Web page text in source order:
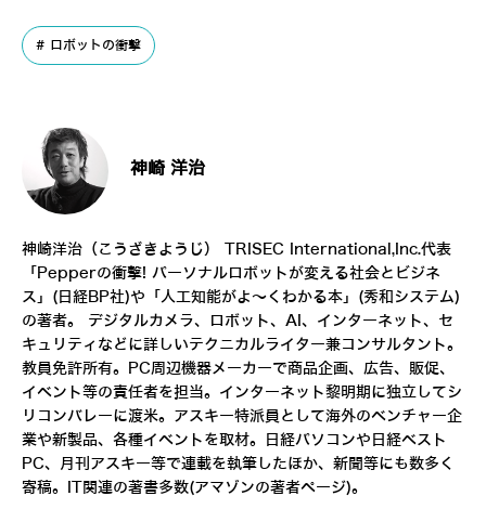
ロボットの衝撃
神崎 洋治
神崎洋治（こうざきようじ） TRISEC International,Inc.代表
「 Pepperの衝撃! パーソナルロボットが変える社会とビジネ
ス 」(日経BP社)や「 人工知能がよ～くわかる本 」(秀和システム)
の著者。 デジタルカメラ、ロボット、AI、インターネット、セ
キュリティなどに詳しいテクニカルライター兼コンサルタント。
教員免許所有。PC周辺機器メーカーで商品企画、広告、販促、
イベント等の責任者を担当。インターネット黎明期に独立してシ
リコンバレーに渡米。アスキー特派員として海外のベンチャー企
業や新製品、各種イベントを取材。日経パソコンや日経ベスト
PC、月刊アスキー等で連載を執筆したほか、新聞等にも数多く
寄稿。IT関連の著書多数(アマゾンの著者ページ)。